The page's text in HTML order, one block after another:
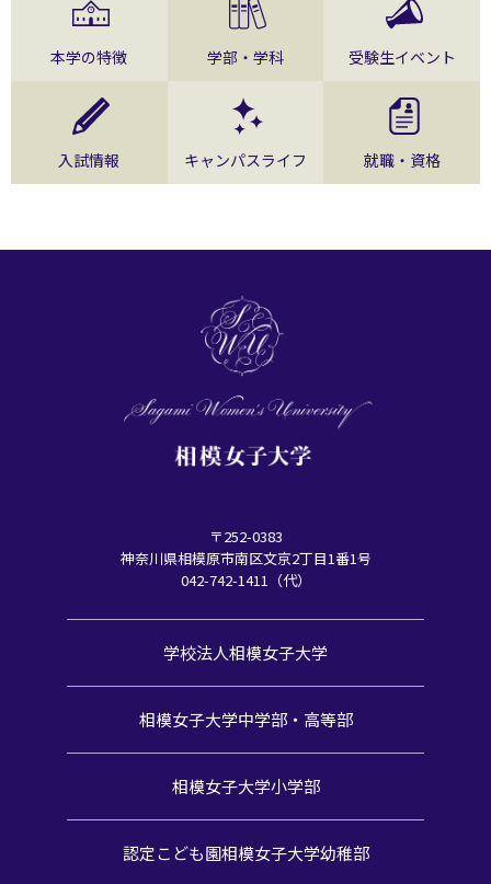
本学の特徴 学部・学科 受験生イベント
入試情報 キャンパスライフ 就職・資格
〒252-0383
神奈川県相模原市南区文京2丁目1番1号
042-742-1411（代）
学校法人相模女子大学
相模女子大学中学部・高等部
相模女子大学小学部
認定こども園相模女子大学幼稚部